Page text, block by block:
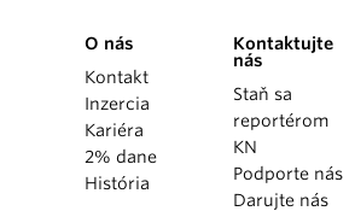
O nás
Kontakt
Inzercia
Kariéra
2% dane
História
Kontaktujte
nás
Staň sa
reportérom
KN
Podporte nás
Darujte nás